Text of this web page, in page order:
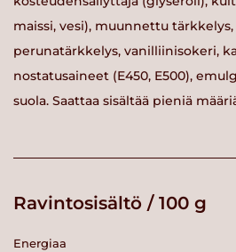
maissi, vesi), muunnettu
perunatärkkelys, vanilliinisokeri,
nostatusaineet (E450, E500),
suola. Saattaa sisältää pieniä
Ravintosisältö / 100 g
Energiaa